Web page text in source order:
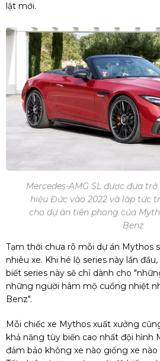
lật mới.
Mercedes-AMG SL được đưa
hiệu Đức vào 2022 và lập tức
cho dự án tiên phong của
Benz
Tạm thời chưa rõ mỗi dự án Mythos
nhiêu xe. Khi hé lộ series này lần
biết series này sẽ chỉ dành cho
những người hâm mộ cuồng nhiệt
Benz".
Mỗi chiếc xe Mythos xuất xưởng
khả năng tùy biến cao nhất đội hình
đảm bảo không xe nào giống xe